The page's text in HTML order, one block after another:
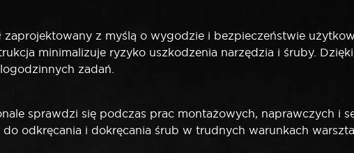
z myślą o wygodzie i bezpieczeństwie
minimalizuje ryzyko uszkodzenia narzędzia i śruby.
zadań.
sprawdzi się podczas prac montażowych, naprawczych i
odkręcania i dokręcania śrub w trudnych warunkach